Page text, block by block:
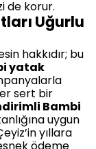
de korur.
Uğurlu
hakkıdır; bu
yatak
sert bir
Bambi
uygun
yıllara